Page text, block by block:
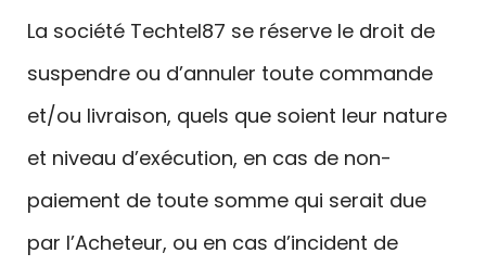
La société Techtel87 se réserve le droit de
suspendre ou d’annuler toute commande
et/ou livraison, quels que soient leur nature
et niveau d’exécution, en cas de non-
paiement de toute somme qui serait due
par l’Acheteur, ou en cas d’incident de